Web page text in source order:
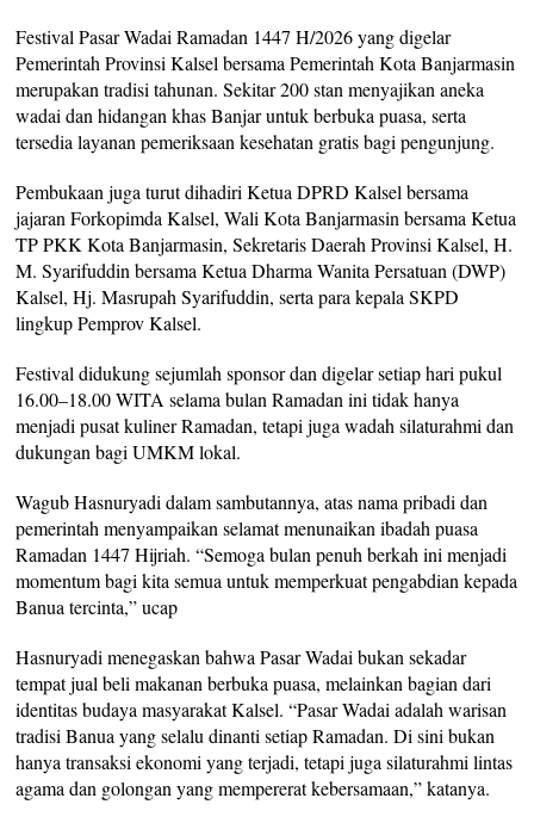
Festival Pasar Wadai Ramadan 1447 H/2026 yang digelar
Pemerintah Provinsi Kalsel bersama Pemerintah Kota Banjarmasin
merupakan tradisi tahunan. Sekitar 200 stan menyajikan aneka
wadai dan hidangan khas Banjar untuk berbuka puasa, serta
tersedia layanan pemeriksaan kesehatan gratis bagi pengunjung.
Pembukaan juga turut dihadiri Ketua DPRD Kalsel bersama
jajaran Forkopimda Kalsel, Wali Kota Banjarmasin bersama Ketua
TP PKK Kota Banjarmasin, Sekretaris Daerah Provinsi Kalsel, H.
M. Syarifuddin bersama Ketua Dharma Wanita Persatuan (DWP)
Kalsel, Hj. Masrupah Syarifuddin, serta para kepala SKPD
lingkup Pemprov Kalsel.
Festival didukung sejumlah sponsor dan digelar setiap hari pukul
16.00–18.00 WITA selama bulan Ramadan ini tidak hanya
menjadi pusat kuliner Ramadan, tetapi juga wadah silaturahmi dan
dukungan bagi UMKM lokal.
Wagub Hasnuryadi dalam sambutannya, atas nama pribadi dan
pemerintah menyampaikan selamat menunaikan ibadah puasa
Ramadan 1447 Hijriah. “Semoga bulan penuh berkah ini menjadi
momentum bagi kita semua untuk memperkuat pengabdian kepada
Banua tercinta,” ucap
Hasnuryadi menegaskan bahwa Pasar Wadai bukan sekadar
tempat jual beli makanan berbuka puasa, melainkan bagian dari
identitas budaya masyarakat Kalsel. “Pasar Wadai adalah warisan
tradisi Banua yang selalu dinanti setiap Ramadan. Di sini bukan
hanya transaksi ekonomi yang terjadi, tetapi juga silaturahmi lintas
agama dan golongan yang mempererat kebersamaan,” katanya.